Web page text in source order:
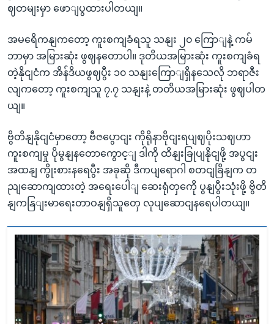
ဈတမျးမှာ ဖောျပွထားပါတယျ။
အမရေိကနျကတော့ ကူးစကျခံရသူ သနျး ၂၀ ကြောျနဲ့ ကမ်
ဘာမှာ အမြားဆုံး ဖွဈနတောပါ။ ဒုတိယအမြားဆုံး ကူးစကျခံရ
တဲ့နိုငျငံက အိန်ဒိယဖွဈပွီး ၁၀ သနျးကြောျရှိနသေလို ဘရာဇီး
လျကတော့ ကူးစကျသူ ၇.၇ သနျးနဲ့ တတိယအမြားဆုံး ဖွဈပါတ
ယျ။
ဗွိတိနျနိုငျငံမှာတော့ ဗီဇပွောငျး ကိုရိုနာဗိုငျးရပျဈပိုးသဈဟာ
ကူးစကျမှု ပိုမွနျနတောကွောင့ျ ဒါကို ထိနျးခြုပျနိုငျဖို့ အပွငျး
အထနျ ကွိုးစားနရေပွီး အခုဆို ဒီကပျရောဂါ စတငျခြိနျက တ
ညျဆောကျထားတဲ့ အရေးပေါျ ဆေးရုံတှကေို ပွနျပွီးသုံးဖို့ ဗွိတိ
နျကနြျးမာရေးတာဝနျရှိသူတှေ လုပျဆောငျနရေပါတယျ။